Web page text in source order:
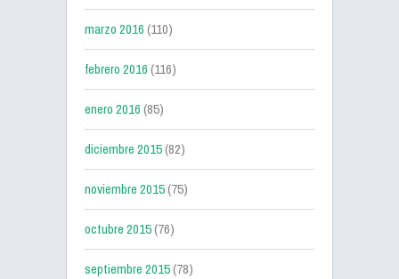
marzo 2016(110)
febrero 2016(116)
enero 2016(85)
diciembre 2015(82)
noviembre 2015(75)
octubre 2015(76)
septiembre 2015(78)